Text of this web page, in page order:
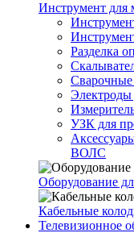
Инструмент
Разделка
Сварочные
Электроды
УЗК для
ВОЛС
Оборудование
Кабельные
Телевизионное